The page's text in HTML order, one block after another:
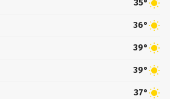
35°
36°
39°
39°
37°